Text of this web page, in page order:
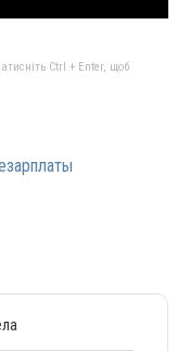
Ctrl + Enter, щоб